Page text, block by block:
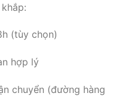
(tùy chọn)
hợp lý
chuyển (đường hàng